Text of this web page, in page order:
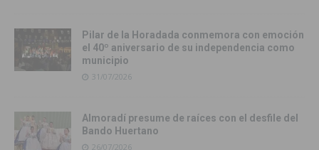
Pilar de la Horadada conmemora con emoción
el 40º aniversario de su independencia como
municipio
31/07/2026
Almoradí presume de raíces con el desfile del
Bando Huertano
26/07/2026